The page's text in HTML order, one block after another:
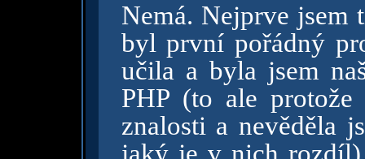
Nemá. Nejprve jsem
byl první pořádný
učila a byla jsem
PHP (to ale protože
znalosti a nevěděla